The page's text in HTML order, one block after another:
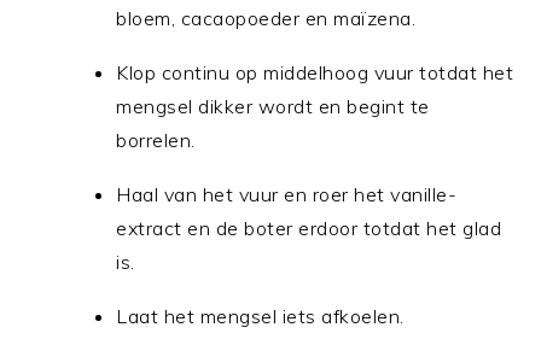
bloem, cacaopoeder en maïzena.
Klop continu op middelhoog vuur totdat het
mengsel dikker wordt en begint te
borrelen.
Haal van het vuur en roer het vanille-
extract en de boter erdoor totdat het glad
is.
Laat het mengsel iets afkoelen.